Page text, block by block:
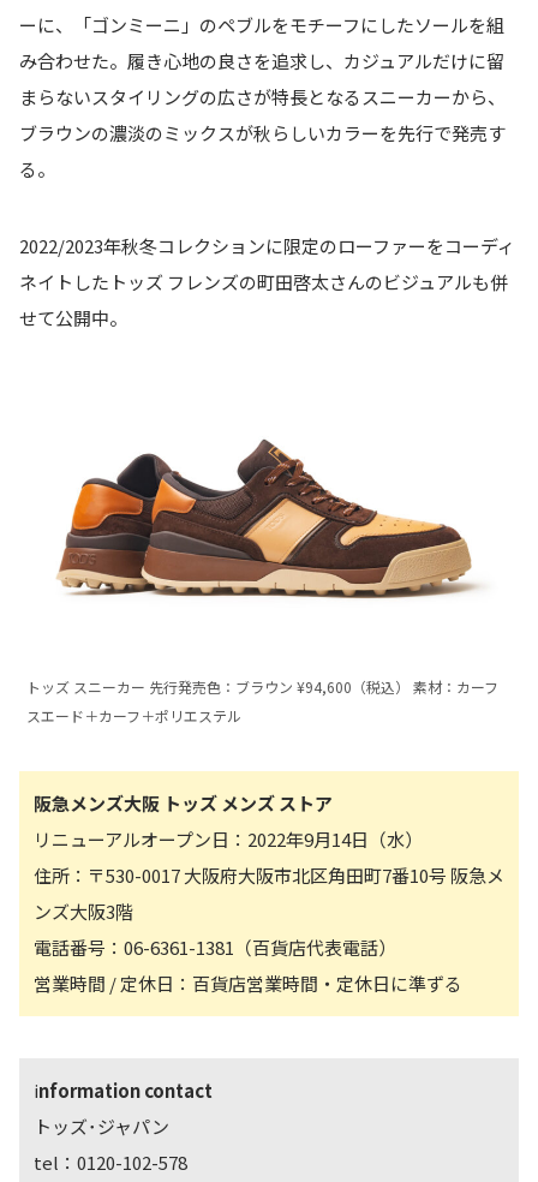
ーに、「ゴンミーニ」のペブルをモチーフにしたソールを組
み合わせた。履き心地の良さを追求し、カジュアルだけに留
まらないスタイリングの広さが特長となるスニーカーから、
ブラウンの濃淡のミックスが秋らしいカラーを先行で発売す
る。
2022/2023年秋冬コレクションに限定のローファーをコーディ
ネイトしたトッズ フレンズの町田啓太さんのビジュアルも併
せて公開中。
トッズ スニーカー 先行発売色：ブラウン ¥94,600（税込） 素材：カーフ
スエード＋カーフ＋ポリエステル
阪急メンズ大阪 トッズ メンズ ストア
リニューアルオープン日：2022年9月14日（水）
住所：〒530-0017 大阪府大阪市北区角田町7番10号 阪急メ
ンズ大阪3階
電話番号：06-6361-1381（百貨店代表電話）
営業時間 / 定休日：百貨店営業時間・定休日に準ずる
information contact
トッズ･ジャパン
tel：0120-102-578